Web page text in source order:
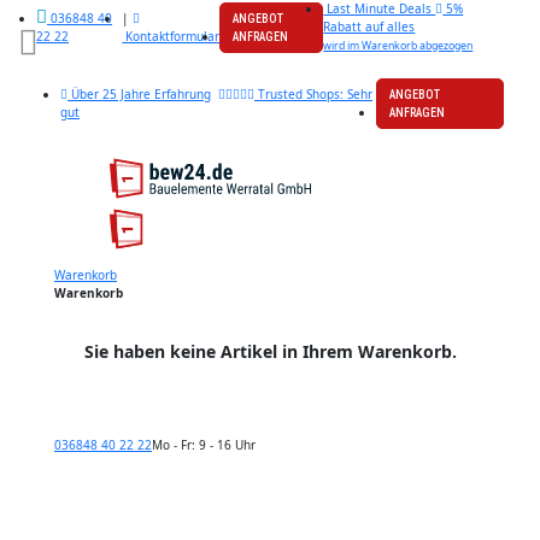
036848 40
22 22
|
Kontaktformular
ANGEBOT
ANFRAGEN
Last Minute Deals
5%
Rabatt auf alles
wird im Warenkorb abgezogen
Über 25 Jahre Erfahrung
Trusted Shops: Sehr
gut
ANGEBOT
ANFRAGEN
Warenkorb
Warenkorb
Sie haben keine Artikel in Ihrem Warenkorb.
036848 40 22 22Mo - Fr: 9 - 16 Uhr